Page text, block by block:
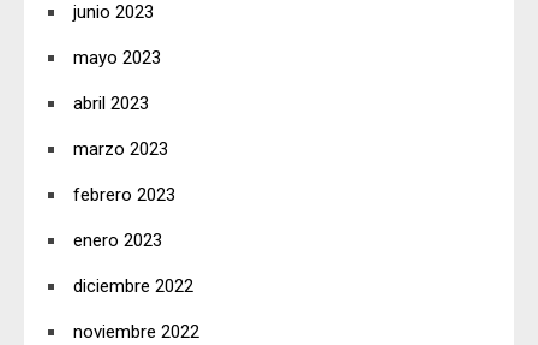
junio 2023
mayo 2023
abril 2023
marzo 2023
febrero 2023
enero 2023
diciembre 2022
noviembre 2022